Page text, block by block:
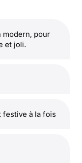
modern, pour
et joli.
festive à la fois